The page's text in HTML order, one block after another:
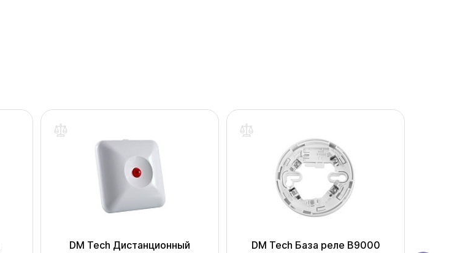
DM Tech Дистанционный
DM Tech База реле B9000